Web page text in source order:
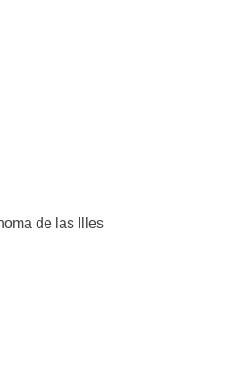
de las Illes